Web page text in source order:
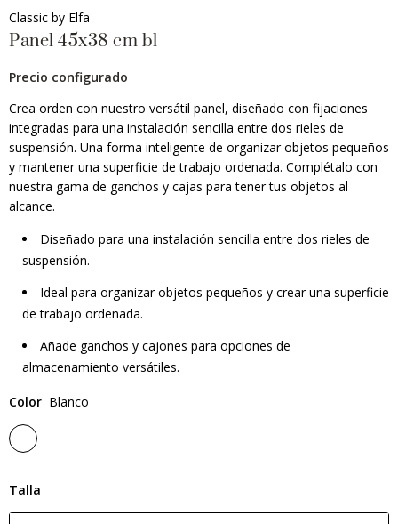
Classic by Elfa
Panel 45x38 cm bl
Precio configurado
Crea orden con nuestro versátil panel, diseñado con fijaciones
integradas para una instalación sencilla entre dos rieles de
suspensión. Una forma inteligente de organizar objetos pequeños
y mantener una superficie de trabajo ordenada. Complétalo con
nuestra gama de ganchos y cajas para tener tus objetos al
alcance.
Diseñado para una instalación sencilla entre dos rieles de
suspensión.
Ideal para organizar objetos pequeños y crear una superficie
de trabajo ordenada.
Añade ganchos y cajones para opciones de
almacenamiento versátiles.
Color Blanco
Talla